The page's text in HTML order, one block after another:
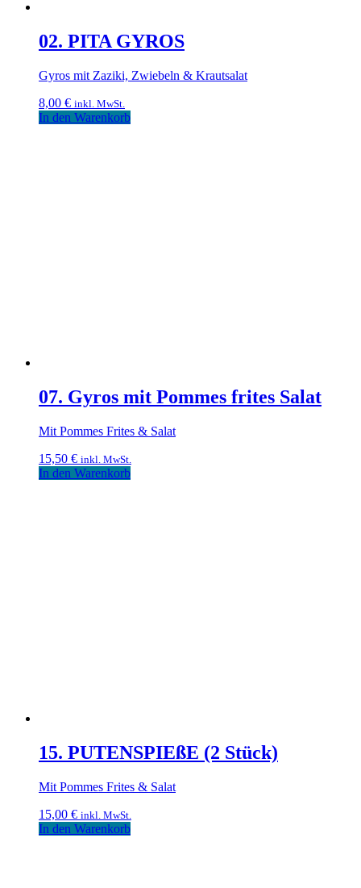
02. PITA GYROS
Gyros mit Zaziki, Zwiebeln & Krautsalat
8,00 € inkl. MwSt.
In den Warenkorb
07. Gyros mit Pommes frites Salat
Mit Pommes Frites & Salat
15,50 € inkl. MwSt.
In den Warenkorb
15. PUTENSPIEßE (2 Stück)
Mit Pommes Frites & Salat
15,00 € inkl. MwSt.
In den Warenkorb